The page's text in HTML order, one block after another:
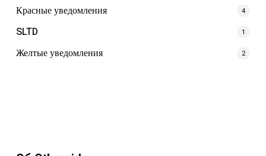
Красные уведомления 4
SLTD 1
Желтые уведомления 2